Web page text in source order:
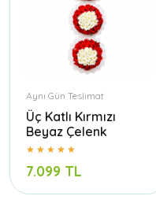
Aynı Gün Teslimat
Üç Katlı Kırmızı
Beyaz Çelenk
7.099 TL